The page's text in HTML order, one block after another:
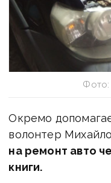
Фото:
Окремо
волонтер
на ремонт авто
книги.